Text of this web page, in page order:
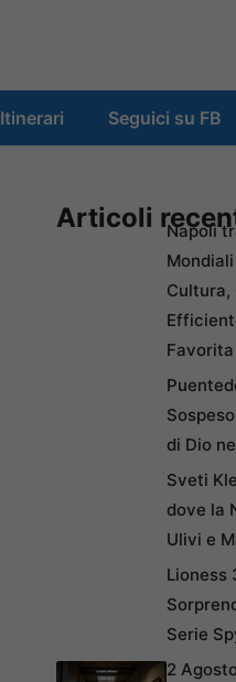
Itinerari Seguici su FB
Articoli
Napoli
Cultura,
di Dio
Sveti
dove la
Ulivi e
Lioness
Serie
2